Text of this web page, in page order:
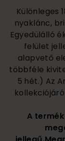
Különleges
nyaklánc,
Egyedülálló
felület
alapvető
többféle
5 hét.) Az
A